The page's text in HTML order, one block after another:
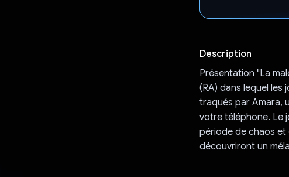
Description
Présentation "La
(RA) dans lequel
traqués par Amara,
votre téléphone. Le
période de chaos et
découvriront un